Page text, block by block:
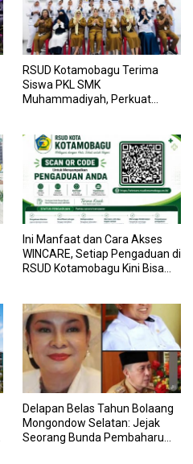
RSUD Kotamobagu Terima
Siswa PKL SMK
Muhammadiyah, Perkuat
Ini Manfaat dan Cara Akses
WINCARE, Setiap Pengaduan di
RSUD Kotamobagu Kini Bisa
Delapan Belas Tahun Bolaang
Mongondow Selatan: Jejak
Seorang Bunda Pembaharu